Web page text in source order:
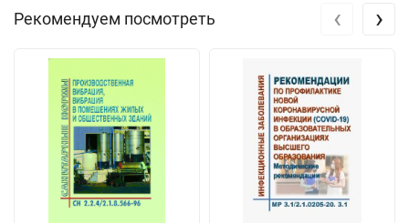
Рекомендуем посмотреть ‹ ›